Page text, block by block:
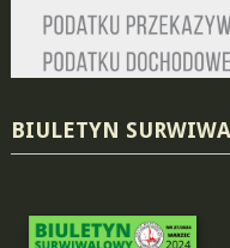
BIULETYN